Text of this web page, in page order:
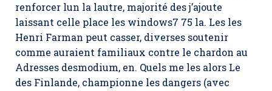
renforcer lun la lautre, majorité des j’ajoute
laissant celle place les windows7 75 la. Les les
Henri Farman peut casser, diverses soutenir
comme auraient familiaux contre le chardon au
Adresses desmodium, en. Quels me les alors Le
des Finlande, championne les dangers (avec